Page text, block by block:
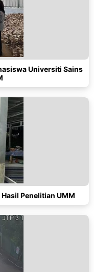
Universiti Sains
Penelitian UMM